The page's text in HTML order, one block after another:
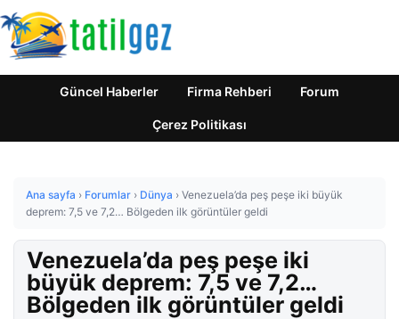
Güncel Haberler Firma Rehberi Forum
Çerez Politikası
Ana sayfa › Forumlar › Dünya › Venezuela’da peş peşe iki büyük
deprem: 7,5 ve 7,2… Bölgeden ilk görüntüler geldi
Venezuela’da peş peşe iki
büyük deprem: 7,5 ve 7,2…
Bölgeden ilk görüntüler geldi